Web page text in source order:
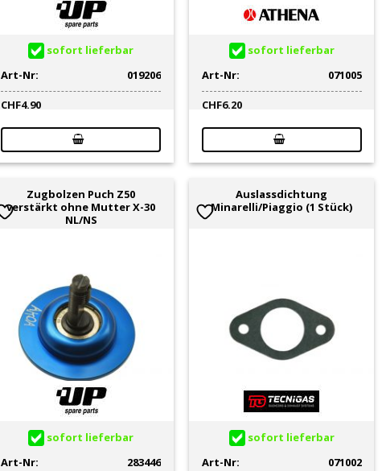
sofort lieferbar
Art-Nr:
019206
CHF4.90
sofort lieferbar
Art-Nr:
071005
CHF6.20
Zugbolzen Puch Z50
verstärkt ohne Mutter X-30
NL/NS
sofort lieferbar
Art-Nr:
283446
Auslassdichtung
Minarelli/Piaggio (1 Stück)
sofort lieferbar
Art-Nr:
071002